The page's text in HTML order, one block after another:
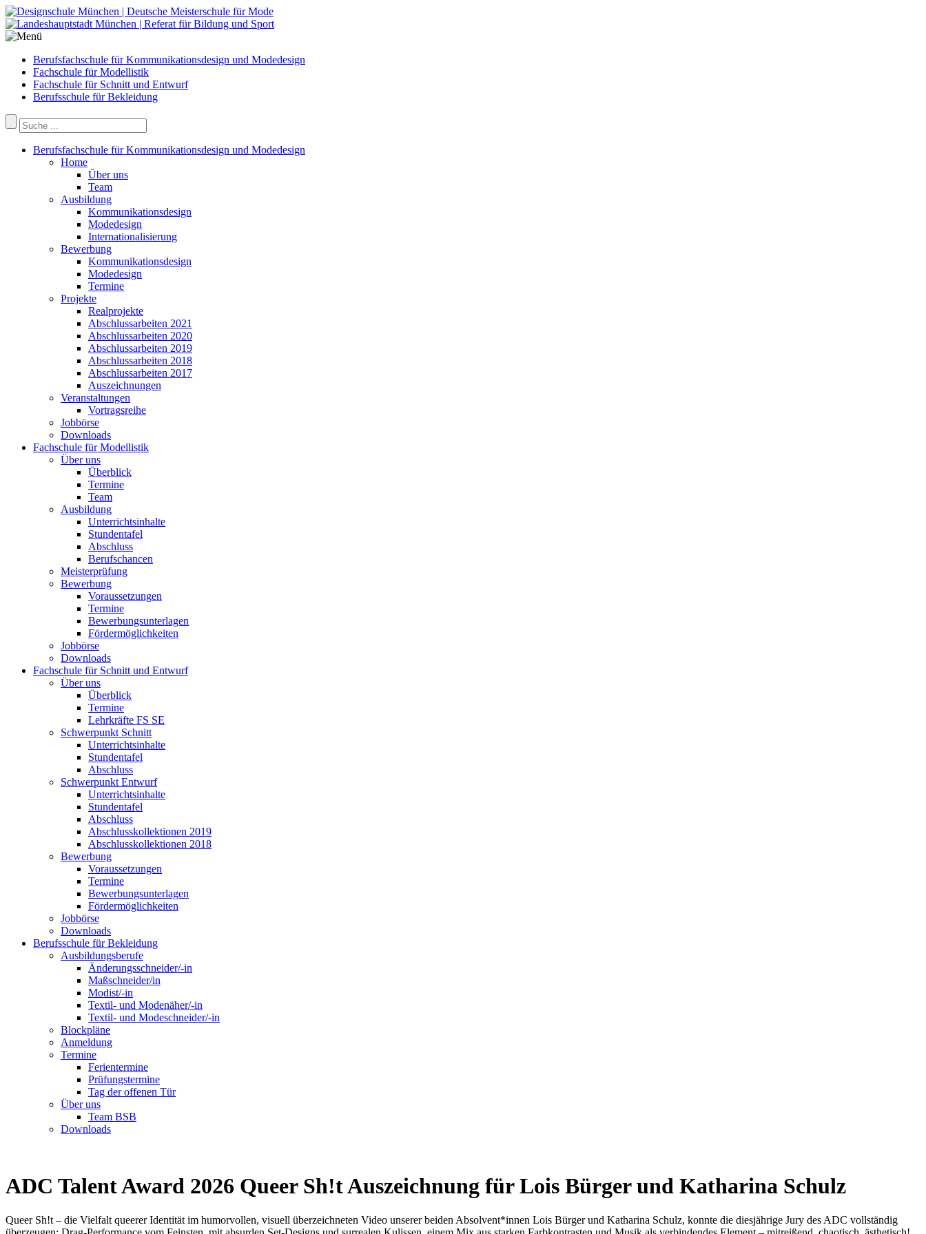
Berufsfachschule für Kommunikationsdesign und Modedesign
Fachschule für Modellistik
Fachschule für Schnitt und Entwurf
Berufsschule für Bekleidung
Berufsfachschule für Kommunikationsdesign und Modedesign
Home
Über uns
Team
Ausbildung
Kommunikationsdesign
Modedesign
Internationalisierung
Bewerbung
Kommunikationsdesign
Modedesign
Termine
Projekte
Realprojekte
Abschlussarbeiten 2021
Abschlussarbeiten 2020
Abschlussarbeiten 2019
Abschlussarbeiten 2018
Abschlussarbeiten 2017
Auszeichnungen
Veranstaltungen
Vortragsreihe
Jobbörse
Downloads
Fachschule für Modellistik
Über uns
Überblick
Termine
Team
Ausbildung
Unterrichtsinhalte
Stundentafel
Abschluss
Berufschancen
Meisterprüfung
Bewerbung
Voraussetzungen
Termine
Bewerbungsunterlagen
Fördermöglichkeiten
Jobbörse
Downloads
Fachschule für Schnitt und Entwurf
Über uns
Überblick
Termine
Lehrkräfte FS SE
Schwerpunkt Schnitt
Unterrichtsinhalte
Stundentafel
Abschluss
Schwerpunkt Entwurf
Unterrichtsinhalte
Stundentafel
Abschluss
Abschlusskollektionen 2019
Abschlusskollektionen 2018
Bewerbung
Voraussetzungen
Termine
Bewerbungsunterlagen
Fördermöglichkeiten
Jobbörse
Downloads
Berufsschule für Bekleidung
Ausbildungsberufe
Änderungsschneider/-in
Maßschneider/in
Modist/-in
Textil- und Modenäher/-in
Textil- und Modeschneider/-in
Blockpläne
Anmeldung
Termine
Ferientermine
Prüfungstermine
Tag der offenen Tür
Über uns
Team BSB
Downloads
ADC Talent Award 2026 Queer Sh!t Auszeichnung für Lois Bürger und Katharina Schulz
Queer Sh!t – die Vielfalt queerer Identität im humorvollen, visuell überzeichneten Video unserer beiden Absolvent*innen Lois Bürger und Katharina Schulz, konnte die diesjährige Jury des ADC vollständig